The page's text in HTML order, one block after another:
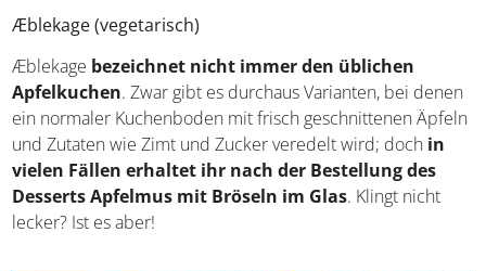
Æblekage (vegetarisch)
Æblekagebezeichnetnicht immer den üblichen
Apfelkuchen. Zwar gibt es durchaus Varianten, bei
denen ein normaler Kuchenboden mit frisch
geschnittenen Äpfeln und Zutaten wie Zimt und Zucker
veredelt wird; doch
in vielen Fällen erhaltet ihr nach